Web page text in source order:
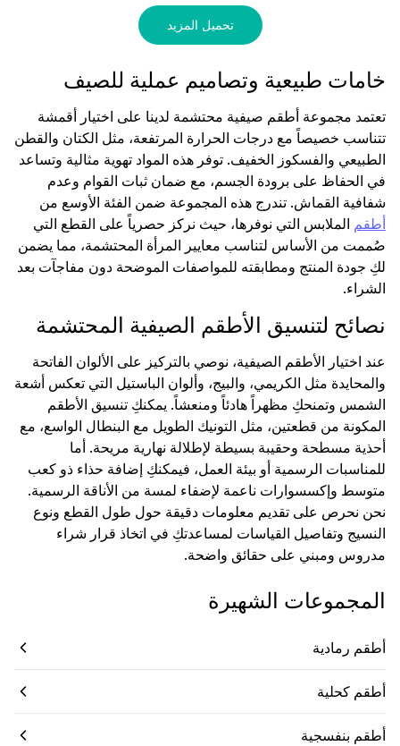
تحميل المزيد
خامات طبيعية وتصاميم عملية للصيف
تعتمد مجموعة أطقم صيفية محتشمة لدينا على اختيار أقمشة
تتناسب خصيصاً مع درجات الحرارة المرتفعة، مثل الكتان والقطن
الطبيعي والفسكوز الخفيف. توفر هذه المواد تهوية مثالية وتساعد
في الحفاظ على برودة الجسم، مع ضمان ثبات القوام وعدم
شفافية القماش. تندرج هذه المجموعة ضمن الفئة الأوسع من
أطقم الملابس التي نوفرها، حيث نركز حصرياً على القطع التي
صُممت من الأساس لتناسب معايير المرأة المحتشمة، مما يضمن
لكِ جودة المنتج ومطابقته للمواصفات الموضحة دون مفاجآت بعد
الشراء.
نصائح لتنسيق الأطقم الصيفية المحتشمة
عند اختيار الأطقم الصيفية، نوصي بالتركيز على الألوان الفاتحة
والمحايدة مثل الكريمي، والبيج، وألوان الباستيل التي تعكس أشعة
الشمس وتمنحكِ مظهراً هادئاً ومنعشاً. يمكنكِ تنسيق الأطقم
المكونة من قطعتين، مثل التونيك الطويل مع البنطال الواسع، مع
أحذية مسطحة وحقيبة بسيطة لإطلالة نهارية مريحة. أما
للمناسبات الرسمية أو بيئة العمل، فيمكنكِ إضافة حذاء ذو كعب
متوسط وإكسسوارات ناعمة لإضفاء لمسة من الأناقة الرسمية.
نحن نحرص على تقديم معلومات دقيقة حول طول القطع ونوع
النسيج وتفاصيل القياسات لمساعدتكِ في اتخاذ قرار شراء
مدروس ومبني على حقائق واضحة.
المجموعات الشهيرة
أطقم رمادية
أطقم كحلية
أطقم بنفسجية